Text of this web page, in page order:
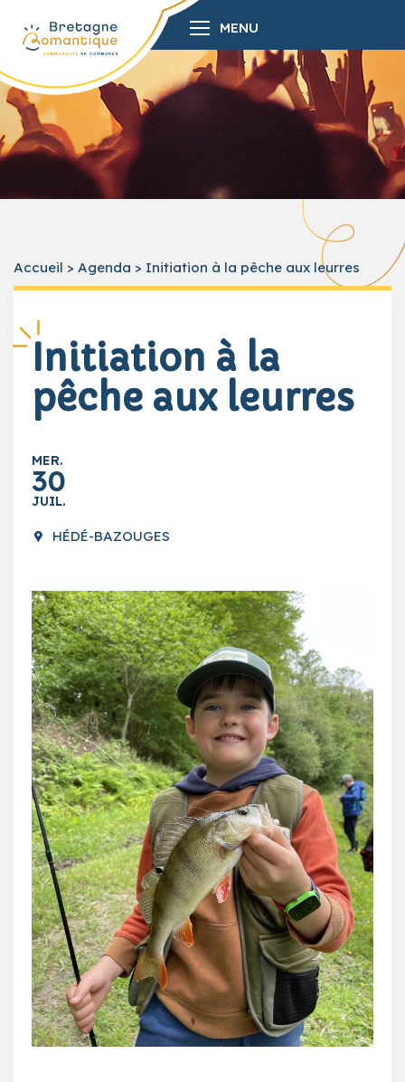
MENU
Accueil > Agenda > Initiation à la pêche aux leurres
Initiation à la
pêche aux leurres
MER.
30
JUIL.
HÉDÉ-BAZOUGES